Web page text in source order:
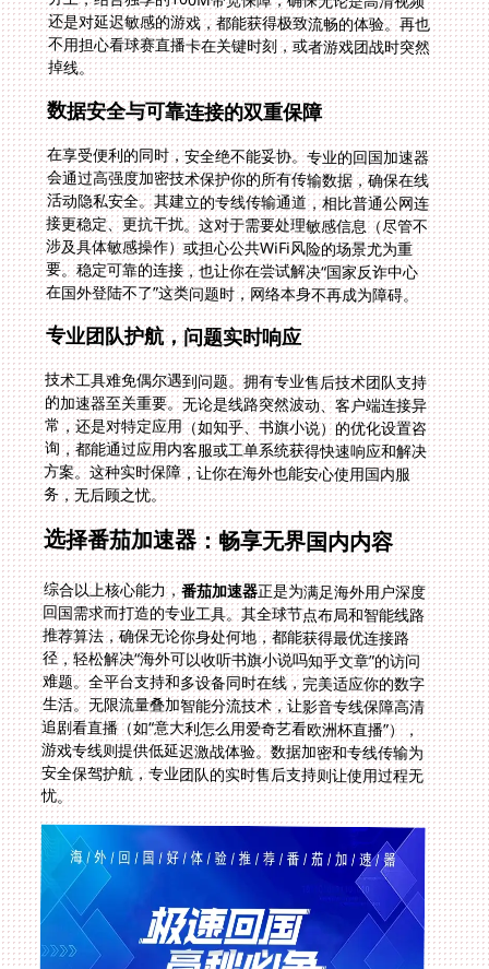
掉线。
数据安全与可靠连接的双重保障
在享受便利的同时，安全绝不能妥协。专业的回国加速器
会通过高强度加密技术保护你的所有传输数据，确保在线
活动隐私安全。其建立的专线传输通道，相比普通公网连
接更稳定、更抗干扰。这对于需要处理敏感信息（尽管不
涉及具体敏感操作）或担心公共WiFi风险的场景尤为重
要。稳定可靠的连接，也让你在尝试解决“国家反诈中心
在国外登陆不了”这类问题时，网络本身不再成为障碍。
专业团队护航，问题实时响应
技术工具难免偶尔遇到问题。拥有专业售后技术团队支持
的加速器至关重要。无论是线路突然波动、客户端连接异
常，还是对特定应用（如知乎、书旗小说）的优化设置咨
询，都能通过应用内客服或工单系统获得快速响应和解决
方案。这种实时保障，让你在海外也能安心使用国内服
务，无后顾之忧。
选择番茄加速器：畅享无界国内内容
综合以上核心能力，番茄加速器正是为满足海外用户深度
回国需求而打造的专业工具。其全球节点布局和智能线路
推荐算法，确保无论你身处何地，都能获得最优连接路
径，轻松解决“海外可以收听书旗小说吗知乎文章”的访问
难题。全平台支持和多设备同时在线，完美适应你的数字
生活。无限流量叠加智能分流技术，让影音专线保障高清
追剧看直播（如“意大利怎么用爱奇艺看欧洲杯直播”），
游戏专线则提供低延迟激战体验。数据加密和专线传输为
安全保驾护航，专业团队的实时售后支持则让使用过程无
忧。